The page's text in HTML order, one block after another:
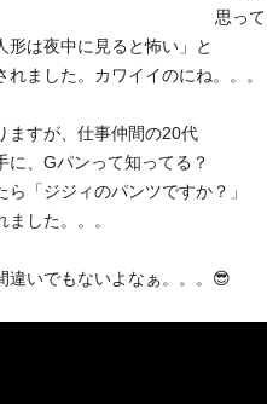
思っ
形は夜中に見ると怖い」と
れました。カワイイのにね。。。
ますが、仕事仲間の20代
に、Gパンって知ってる？
ら「ジジィのパンツですか？」
ました。。。
違いでもないよなぁ。。。😎